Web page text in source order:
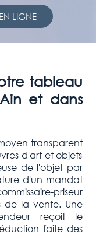
LIGNE
tableau
et dans
transparent
d'art et objets
de l'objet par
d'un mandat
priseur
de la vente. Une
reçoit le
faite des